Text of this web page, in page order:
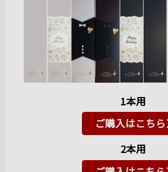
1本用
ご購入はこちら
2本用